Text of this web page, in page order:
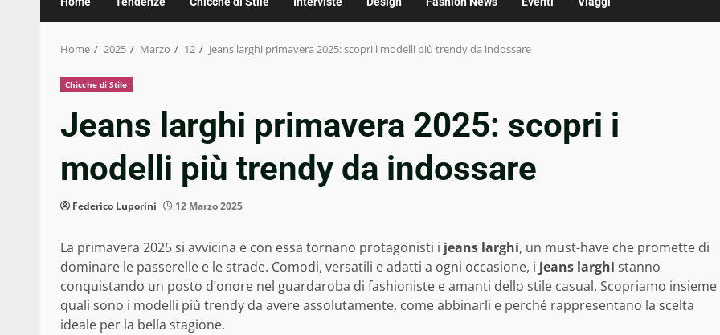
Home 2025 Marzo 12 Jeans larghi primavera 2025: scopri i modelli più trendy da indossare
Chicche di Stile
Jeans larghi primavera 2025: scopri i
modelli più trendy da indossare
Federico Luporini 12 Marzo 2025
La primavera 2025 si avvicina e con essa tornano protagonisti i jeans larghi, un must-have che promette di
dominare le passerelle e le strade. Comodi, versatili e adatti a ogni occasione, i jeans larghi stanno
conquistando un posto d’onore nel guardaroba di fashioniste e amanti dello stile casual. Scopriamo insieme
quali sono i modelli più trendy da avere assolutamente, come abbinarli e perché rappresentano la scelta
ideale per la bella stagione.